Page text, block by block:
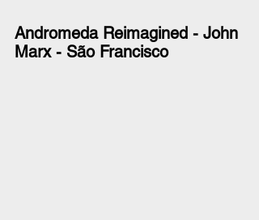
Andromeda Reimagined - John
Marx - São Francisco